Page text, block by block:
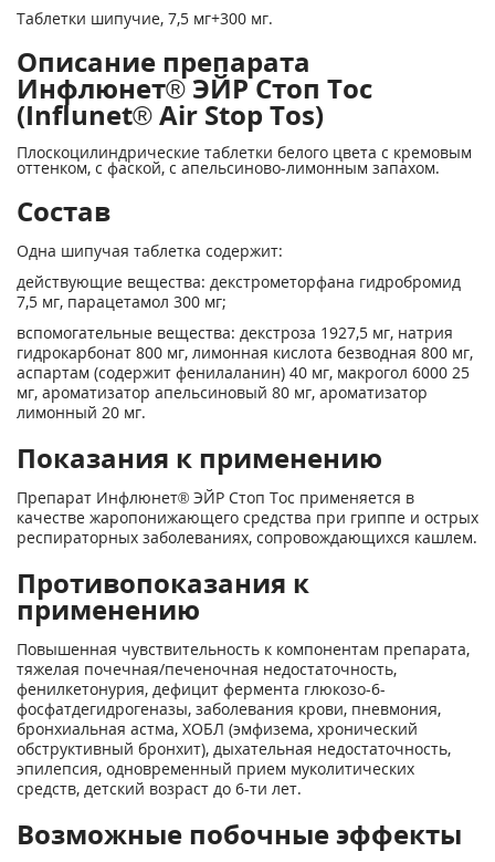
Таблетки шипучие, 7,5 мг+300 мг.
Описание препарата
Инфлюнет® ЭЙР Стоп Тос
(Influnet® Air Stop Tos)
Плоскоцилиндрические таблетки белого цвета с кремовым
оттенком, с фаской, с апельсиново-лимонным запахом.
Состав
Одна шипучая таблетка содержит:
действующие вещества: декстрометорфана гидробромид
7,5 мг, парацетамол 300 мг;
вспомогательные вещества: декстроза 1927,5 мг, натрия
гидрокарбонат 800 мг, лимонная кислота безводная 800 мг,
аспартам (содержит фенилаланин) 40 мг, макрогол 6000 25
мг, ароматизатор апельсиновый 80 мг, ароматизатор
лимонный 20 мг.
Показания к применению
Препарат Инфлюнет® ЭЙР Стоп Тос применяется в
качестве жаропонижающего средства при гриппе и острых
респираторных заболеваниях, сопровождающихся кашлем.
Противопоказания к
применению
Повышенная чувствительность к компонентам препарата,
тяжелая почечная/печеночная недостаточность,
фенилкетонурия, дефицит фермента глюкозо-6-
фосфатдегидрогеназы, заболевания крови, пневмония,
бронхиальная астма, ХОБЛ (эмфизема, хронический
обструктивный бронхит), дыхательная недостаточность,
эпилепсия, одновременный прием муколитических
средств, детский возраст до 6-ти лет.
Возможные побочные эффекты